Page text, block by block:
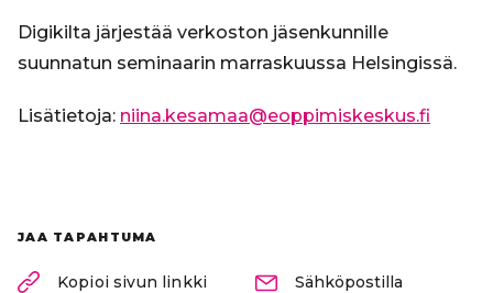
Digikilta järjestää verkoston jäsenkunnille
suunnatun seminaarin marraskuussa Helsingissä.
Lisätietoja: niina.kesamaa@eoppimiskeskus.fi
JAA TAPAHTUMA
Kopioi sivun linkki Sähköpostilla